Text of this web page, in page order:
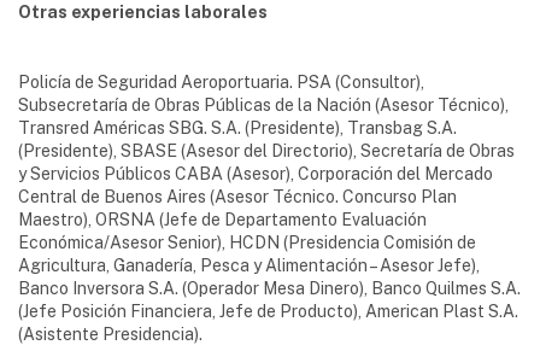
Otras experiencias laborales
Policía de Seguridad Aeroportuaria. PSA (Consultor),
Subsecretaría de Obras Públicas de la Nación (Asesor Técnico),
Transred Américas SBG. S.A. (Presidente), Transbag S.A.
(Presidente), SBASE (Asesor del Directorio), Secretaría de Obras
y Servicios Públicos CABA (Asesor), Corporación del Mercado
Central de Buenos Aires (Asesor Técnico. Concurso Plan
Maestro), ORSNA (Jefe de Departamento Evaluación
Económica/Asesor Senior), HCDN (Presidencia Comisión de
Agricultura, Ganadería, Pesca y Alimentación – Asesor Jefe),
Banco Inversora S.A. (Operador Mesa Dinero), Banco Quilmes S.A.
(Jefe Posición Financiera, Jefe de Producto), American Plast S.A.
(Asistente Presidencia).